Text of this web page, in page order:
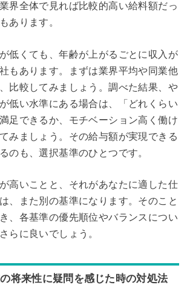
界全体で見れば比較的高い給料額だっ
あります。
低くても、年齢が上がるごとに収入が
もあります。まずは業界平均や同業他
比較してみましょう。調べた結果、や
低い水準にある場合は、「どれくらい
足できるか、モチベーション高く働け
みましょう。その給与額が実現できる
のも、選択基準のひとつです。
高いことと、それがあなたに適した仕
、また別の基準になります。そのこと
、各基準の優先順位やバランスについ
らに良いでしょう。
将来性に疑問を感じた時の対処法